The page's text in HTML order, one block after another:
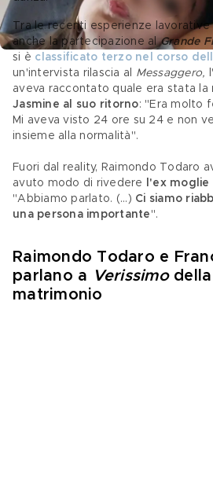
Tra le recenti esperienze
anche la partecipazione al Grande
si è classificato terzo nel corso
un'intervista rilascia al
Messaggero,
aveva raccontato quale era stata la
Jasmine al suo ritorno: "Era molto
Mi aveva visto 24 ore su 24 e non
insieme alla normalità".
Fuori dal reality, Raimondo Todaro
avuto modo di rivedere
l'ex moglie
"Abbiamo parlato. (...) Ci siamo
una persona importante ".
Raimondo Todaro e
parlano a Verissimo della
matrimonio